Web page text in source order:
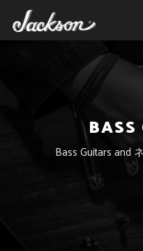
Bass Guitars and